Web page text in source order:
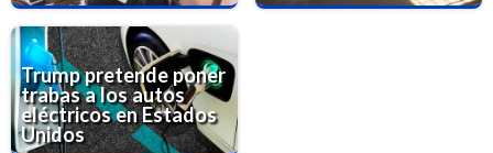
Trump pretende poner
trabas a los autos
eléctricos en Estados
Unidos